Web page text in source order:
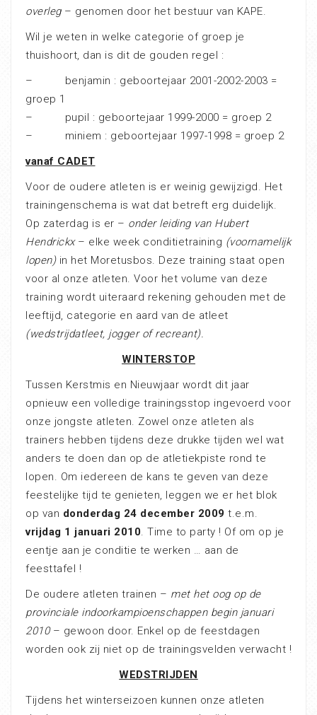
overleg – genomen door het bestuur van KAPE.
Wil je weten in welke categorie of groep je
thuishoort, dan is dit de gouden regel :
– benjamin : geboortejaar 2001-2002-2003 =
groep 1
– pupil : geboortejaar 1999-2000 = groep 2
– miniem : geboortejaar 1997-1998 = groep 2
vanaf CADET
Voor de oudere atleten is er weinig gewijzigd. Het
trainingenschema is wat dat betreft erg duidelijk.
Op zaterdag is er – onder leiding van Hubert
Hendrickx– elke week conditietraining (voornamelijk
lopen)in het Moretusbos. Deze training staat open
voor al onze atleten. Voor het volume van deze
training wordt uiteraard rekening gehouden met de
leeftijd, categorie en aard van de atleet
(wedstrijdatleet, jogger of recreant).
WINTERSTOP
Tussen Kerstmis en Nieuwjaar wordt dit jaar
opnieuw een volledige trainingsstop ingevoerd voor
onze jongste atleten. Zowel onze atleten als
trainers hebben tijdens deze drukke tijden wel wat
anders te doen dan op de atletiekpiste rond te
lopen. Om iedereen de kans te geven van deze
feestelijke tijd te genieten, leggen we er het blok
op van donderdag 24 december 2009 t.e.m.
vrijdag 1 januari 2010. Time to party ! Of om op je
eentje aan je conditie te werken … aan de
feesttafel !
De oudere atleten trainen – met het oog op de
provinciale indoorkampioenschappen begin januari
2010– gewoon door. Enkel op de feestdagen
worden ook zij niet op de trainingsvelden verwacht !
WEDSTRIJDEN
Tijdens het winterseizoen kunnen onze atleten